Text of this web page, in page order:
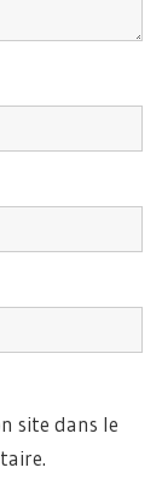
site dans le